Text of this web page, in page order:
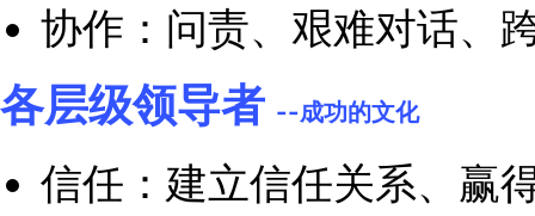
团队发展：培养和留
战略领导力：商业敏
维、愿景设定